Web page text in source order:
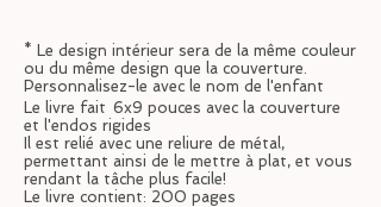
* Le design intérieur sera de la même couleur
ou du même design que la couverture.
Personnalisez-le avec le nom de l'enfant
Le livre fait 6x9 pouces avec la couverture
et l'endos rigides
Il est relié avec une reliure de métal,
permettant ainsi de le mettre à plat, et vous
rendant la tâche plus facile!
Le livre contient: 200 pages